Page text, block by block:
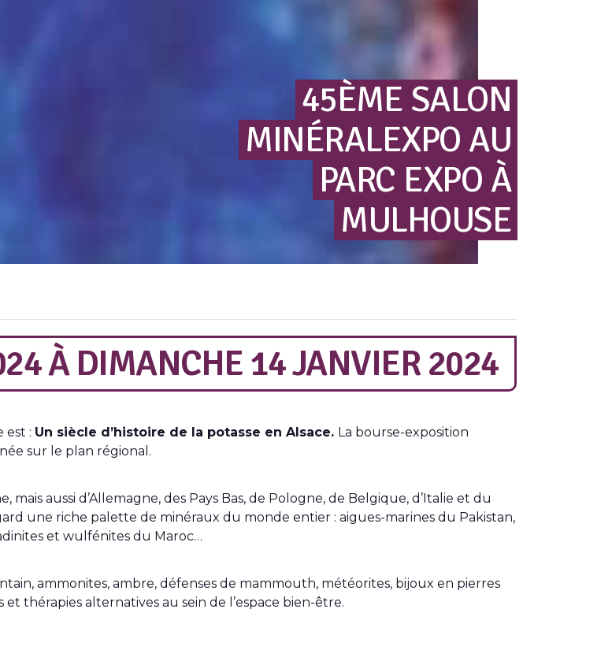
45ÈME SALON
MINÉRALEXPO AU
PARC EXPO À
MULHOUSE
À DIMANCHE 14 JANVIER 2024
est : Un siècle d’histoire de la potasse en Alsace. La bourse-exposition
sur le plan régional.
aussi d’Allemagne, des Pays Bas, de Pologne, de Belgique, d’Italie et du
une riche palette de minéraux du monde entier : aigues-marines du Pakistan,
et wulfénites du Maroc…
ammonites, ambre, défenses de mammouth, météorites, bijoux en pierres
thérapies alternatives au sein de l’espace bien-être.